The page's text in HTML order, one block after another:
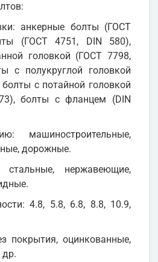
анкерные болты (ГОСТ
(ГОСТ 4751, DIN 580),
головкой (ГОСТ 7798,
с полукруглой головкой
с потайной головкой
болты с фланцем (DIN
машиностроительные,
дорожные.
нержавеющие,
4.8, 5.8, 6.8, 8.8, 10.9,
покрытия, оцинкованные,
др.